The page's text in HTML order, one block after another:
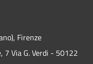
Firenze
7 Via G. Verdi - 50122